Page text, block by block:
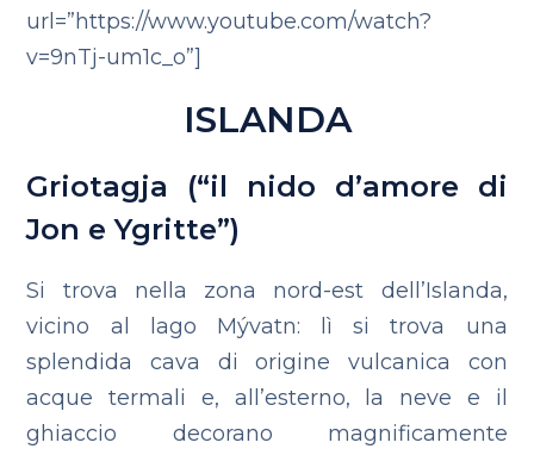
url=”https://www.youtube.com/watch?
v=9nTj-um1c_o”]
ISLANDA
Griotagja (“il nido d’amore di
Jon e Ygritte”)
Si trova nella zona nord-est dell’Islanda,
vicino al lago Mývatn: lì si trova una
splendida cava di origine vulcanica con
acque termali e, all’esterno, la neve e il
ghiaccio decorano magnificamente